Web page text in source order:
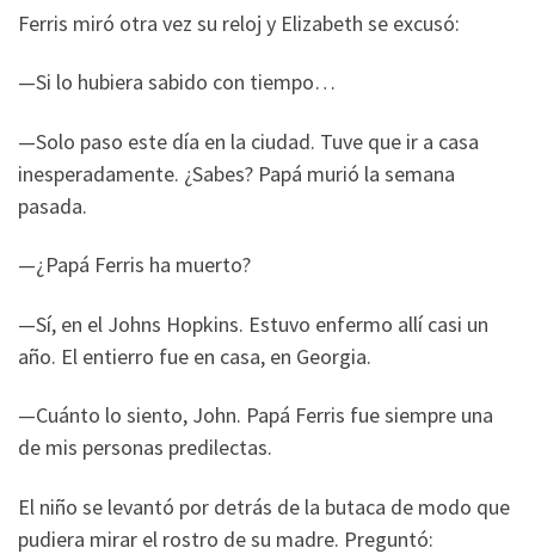
Ferris miró otra vez su reloj y Elizabeth se excusó:
—Si lo hubiera sabido con tiempo…
—Solo paso este día en la ciudad. Tuve que ir a casa
inesperadamente. ¿Sabes? Papá murió la semana
pasada.
—¿Papá Ferris ha muerto?
—Sí, en el Johns Hopkins. Estuvo enfermo allí casi un
año. El entierro fue en casa, en Georgia.
—Cuánto lo siento, John. Papá Ferris fue siempre una
de mis personas predilectas.
El niño se levantó por detrás de la butaca de modo que
pudiera mirar el rostro de su madre. Preguntó: